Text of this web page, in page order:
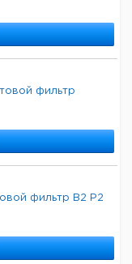
фильтр
фильтр B2 P2